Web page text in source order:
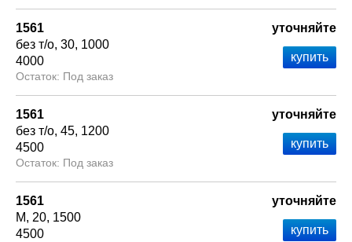
1561
без т/о 30 1000
4000
Под заказ
уточняйте
1561
без т/о 45 1200
4500
Под заказ
уточняйте
1561
М
20 1500
4500
уточняйте